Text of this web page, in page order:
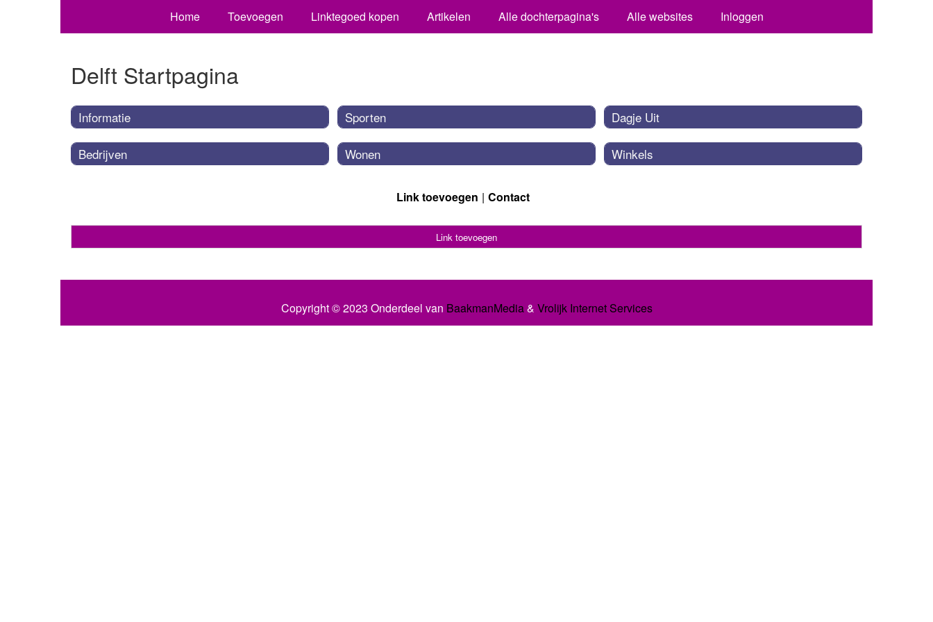
Home Toevoegen Linktegoed kopen Artikelen Alle dochterpagina's Alle websites Inloggen
Delft Startpagina
Informatie
Bedrijven
Sporten
Wonen
Dagje Uit
Winkels
Link toevoegen Contact
Link toevoegen
Copyright © 2023 Onderdeel van BaakmanMedia& Vrolijk Internet Services